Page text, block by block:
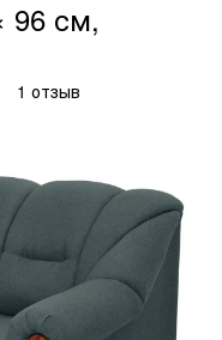
96 см,
1 отзыв